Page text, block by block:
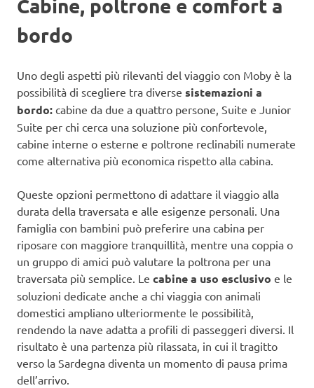
Cabine, poltrone e comfort a
bordo
Uno degli aspetti più rilevanti del viaggio con Moby è la
possibilità di scegliere tra diverse sistemazioni a
bordo: cabine da due a quattro persone, Suite e Junior
Suite per chi cerca una soluzione più confortevole,
cabine interne o esterne e poltrone reclinabili numerate
come alternativa più economica rispetto alla cabina.
Queste opzioni permettono di adattare il viaggio alla
durata della traversata e alle esigenze personali. Una
famiglia con bambini può preferire una cabina per
riposare con maggiore tranquillità, mentre una coppia o
un gruppo di amici può valutare la poltrona per una
traversata più semplice. Le cabine a uso esclusivo e le
soluzioni dedicate anche a chi viaggia con animali
domestici ampliano ulteriormente le possibilità,
rendendo la nave adatta a profili di passeggeri diversi. Il
risultato è una partenza più rilassata, in cui il tragitto
verso la Sardegna diventa un momento di pausa prima
dell’arrivo.